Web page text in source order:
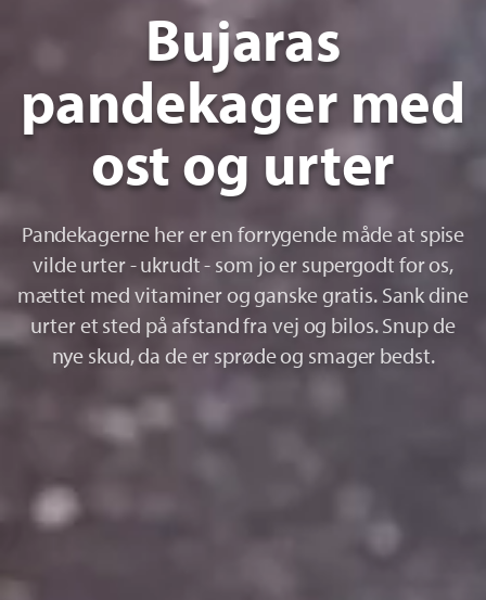
Bujaras
pandekager med
ost og urter
Pandekagerne her er en forrygende måde at spise
vilde urter - ukrudt - som jo er supergodt for os,
mættet med vitaminer og ganske gratis. Sank dine
urter et sted på afstand fra vej og bilos. Snup de
nye skud, da de er sprøde og smager bedst.